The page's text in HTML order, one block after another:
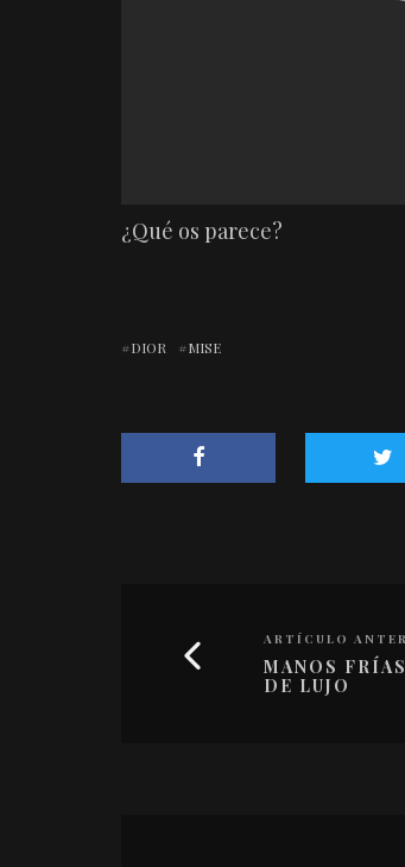
¿Qué os parece?
DIOR MISE
ARTÍCULO
MANOS
DE LUJO